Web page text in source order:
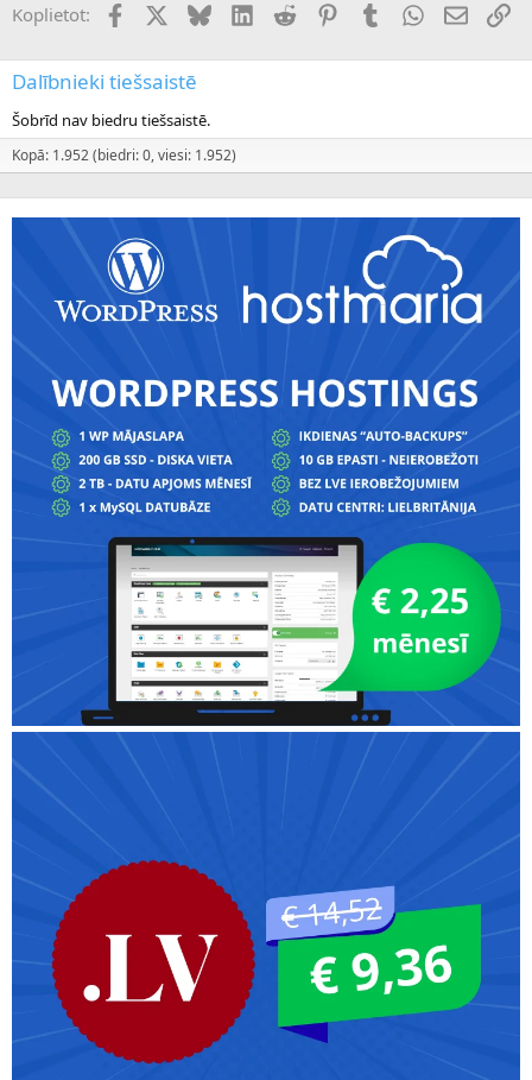
Koplietot: FacebookX (Twitter)
BlueskyLinkedInReddit PinterestTumblrWhatsApp
E-pasts
Dalībnieki tiešsaistē
Šobrīd nav biedru tiešsaistē.
Kopā: 1.952 (biedri: 0, viesi: 1.952)